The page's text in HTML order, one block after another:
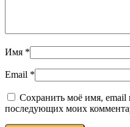
Имя *
Email *
Сохранить моё имя, email
последующих моих